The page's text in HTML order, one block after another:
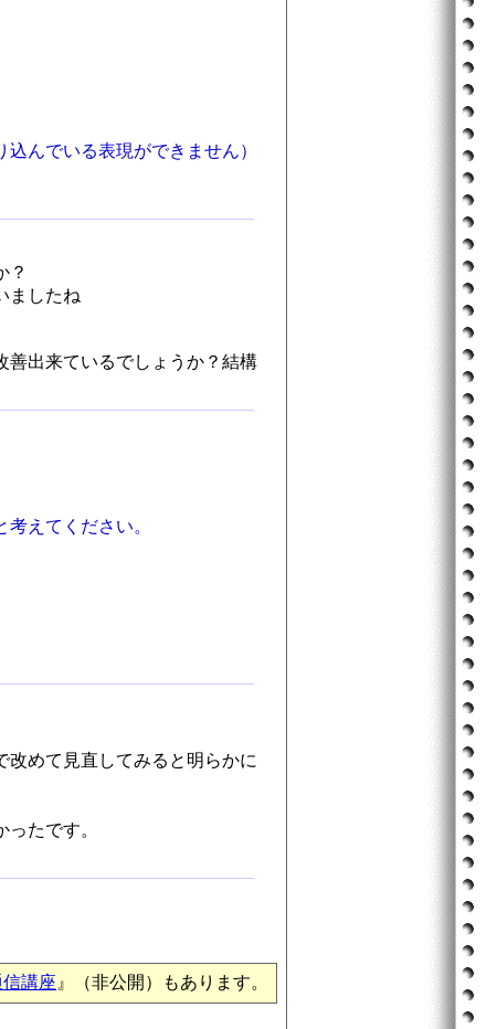
んでいる表現ができません）
？
ましたね
善出来ているでしょうか？結構
えてください。
めて見直してみると明らかに
たです。
講座 』（非公開）もあります。